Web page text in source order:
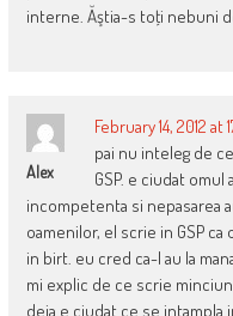
interne. Ăştia-s toţi nebuni
Alex
February 14, 2012 at
pai nu inteleg de
GSP. e ciudat
incompetenta si nepasarea
oamenilor, el scrie in GSP
in birt. eu cred ca-l au la
mi explic de ce scrie
deja e ciudat ce se intampla